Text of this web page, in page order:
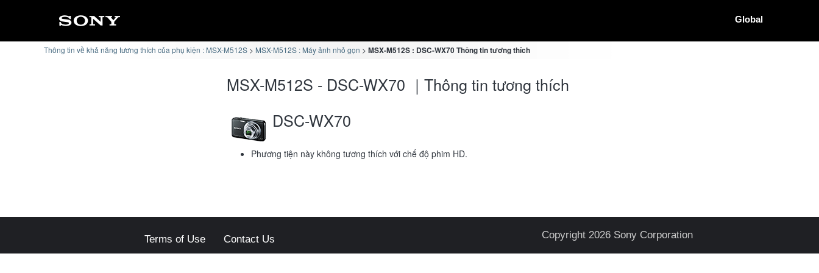
Global
Thông tin về khả năng tương thích của phụ kiện : MSX-M512S MSX-M512S : Máy ảnh nhỏ gọn MSX-M512S : DSC-WX70 Thông tin tương thích
MSX-M512S - DSC-WX70 ｜Thông tin tương thích
DSC-WX70
Phương tiện này không tương thích với chế độ phim HD.
Terms of Use Contact Us Copyright 2026 Sony Corporation